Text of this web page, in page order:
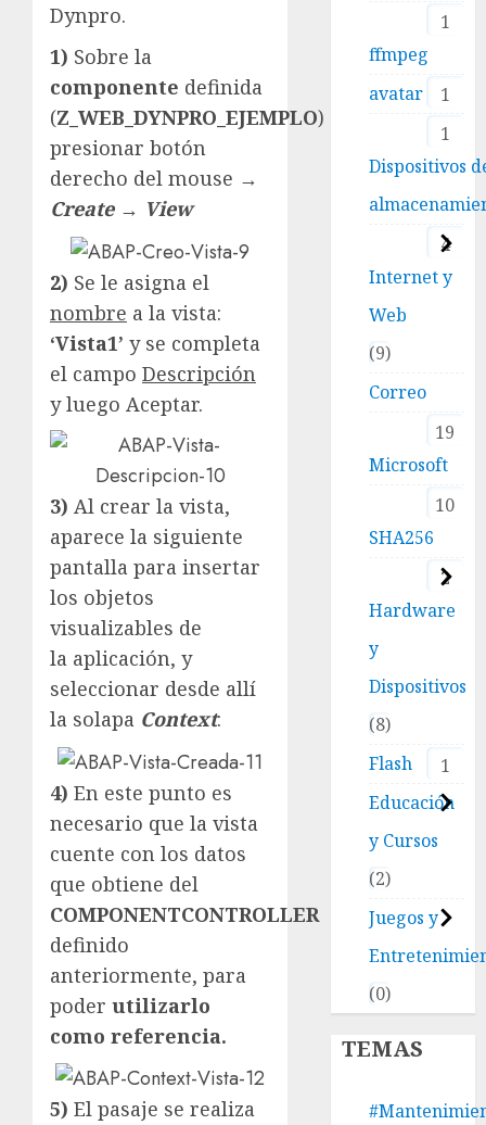
Dynpro.
1) Sobre la
componente definida
(Z_WEB_DYNPRO_EJEMPLO)
presionar botón
derecho del mouse →
Create → View
2) Se le asigna el
nombre a la vista:
‘Vista1’ y se completa
el campo Descripción
y luego Aceptar.
3) Al crear la vista,
aparece la siguiente
pantalla para insertar
los objetos
visualizables de
la aplicación, y
seleccionar desde allí
la solapa Context:
4) En este punto es
necesario que la vista
cuente con los datos
que obtiene del
COMPONENTCONTROLLER
definido
anteriormente, para
poder utilizarlo
como referencia.
5) El pasaje se realiza
1
ffmpeg
1
avatar
1
Dispositivos
4
Internet y
Web
9
Correo
19
Microsoft
10
SHA256
2
Hardware
y
Dispositivos
8
Flash
1
Educación
y Cursos
2
Juegos y
0
TEMAS